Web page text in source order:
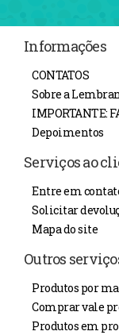
Informações
CONTATOS
Sobre a
IMPORTANTE:
Depoimentos
Serviços ao
Entre em
Solicitar
Mapa do site
Outros
Produtos por
Comprar vale
Produtos em